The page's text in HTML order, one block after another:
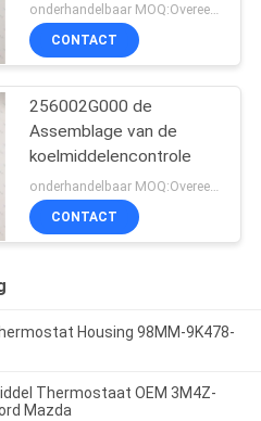
onderhandelbaar MOQ:Overeen te komen
CONTACT
256002G000 de
Assemblage van de
koelmiddelencontrole
CONTACT
Housing 98MM-9K478-
Thermostaat OEM 3M4Z-
Mazda